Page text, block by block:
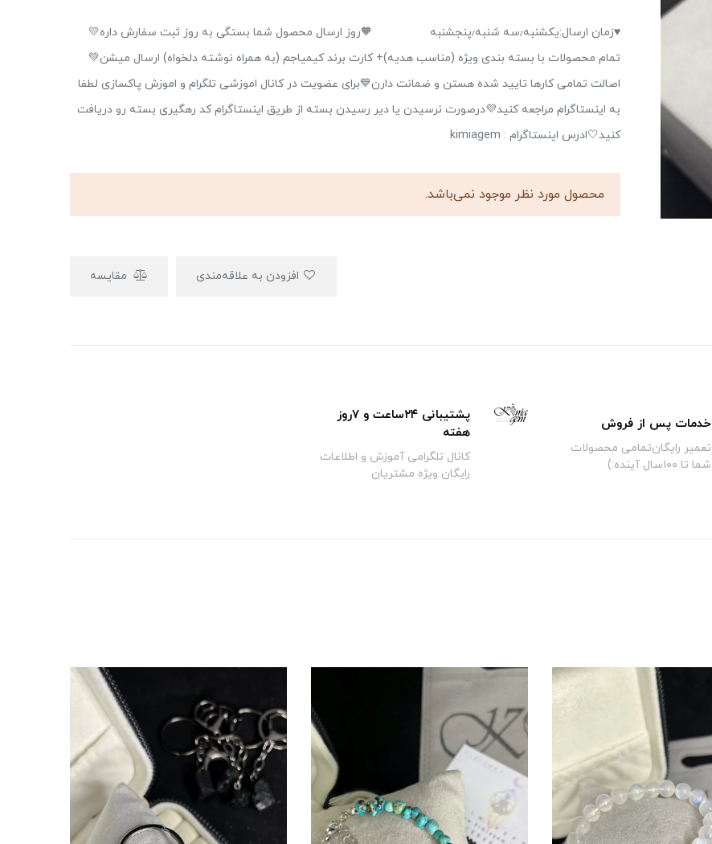
♥️زمان ارسال:یکشنبه٫سه شنبه٫پنجشنبه 🧡روز ارسال محصول شما بستگی به روز ثبت سفارش داره💛
تمام محصولات با بسته بندی ویژه (مناسب هدیه)+ کارت برند کیمیاجم (به همراه نوشته دلخواه) ارسال میشن💚
اصالت تمامی کارها تایید شده هستن و ضمانت دارن💙برای عضویت در کانال اموزشی تلگرام و اموزش پاکسازی لطفا
به اینستاگرام مراجعه کنید💜درصورت نرسیدن یا دیر رسیدن بسته از طریق اینستاگرام کد رهگیری بسته رو دریافت
کنید🤍ادرس اینستاگرام : kimiagem
محصول مورد نظر موجود نمی‌باشد.
مقایسه
خدمات پس از فروش
تعمیر رایگان‌تمامی محصولات
شما تا ۱۰۰سال آینده:)
پشتیبانی ۲۴ساعت و ۷روز
هفته
کانال تلگرامی آموزش و اطلاعات
رایگان ویژه مشتریان